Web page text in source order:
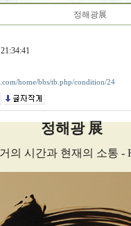
정해광展
home/bbs/tb.php/condition/24
정해광 展
의 시간과 현재의 소통 -